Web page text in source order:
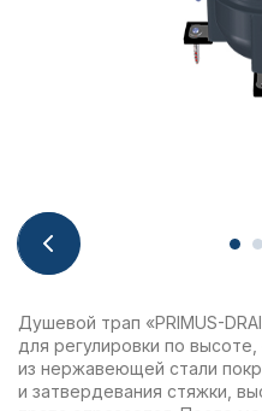
Душевой трап «PRIMUS-
для регулировки по
из нержавеющей стали
и затвердевания стяжки,